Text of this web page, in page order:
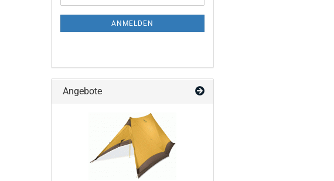
Mail
ANMELDEN
Angebote